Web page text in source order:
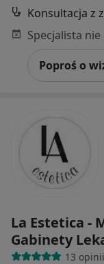
Konsultacja z
Poproś o
La Estetica -
Gabinety
13 opinii